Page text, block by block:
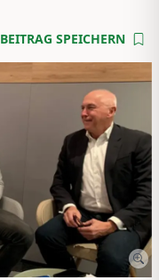
BEITRAG SPEICHERN